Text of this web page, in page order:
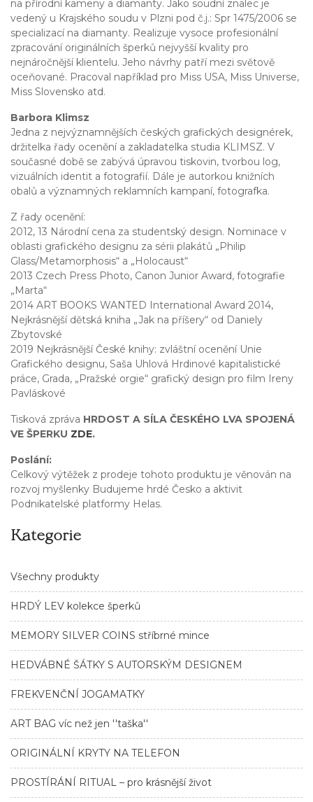
Kategorie
Všechny produkty
HRDÝ LEV kolekce šperků
MEMORY SILVER COINS stříbrné mince
HEDVÁBNÉ ŠÁTKY S AUTORSKÝM DESIGNEM
FREKVENČNÍ JOGAMATKY
ART BAG víc než jen ''taška''
ORIGINÁLNÍ KRYTY NA TELEFON
PROSTÍRÁNÍ RITUAL – pro krásnější život
na přírodní kameny a diamanty. Jako soudní znalec je
vedený u Krajského soudu v Plzni pod č.j.: Spr 1475/2006 se
specializací na diamanty. Realizuje vysoce profesionální
zpracování originálních šperků nejvyšší kvality pro
nejnáročnější klientelu. Jeho návrhy patří mezi světově
oceňované. Pracoval například pro Miss USA, Miss Universe,
Miss Slovensko atd.
Barbora Klimsz
Jedna z nejvýznamnějších českých grafických designérek,
držitelka řady ocenění a zakladatelka studia KLIMSZ. V
současné době se zabývá úpravou tiskovin, tvorbou log,
vizuálních identit a fotografií. Dále je autorkou knižních
obalů a významných reklamních kampaní, fotografka.
Z řady ocenění:
2012, 13 Národní cena za studentský design. Nominace v
oblasti grafického designu za sérii plakátů „Philip
Glass/Metamorphosis“ a „Holocaust“
2013 Czech Press Photo, Canon Junior Award, fotografie
„Marta“
2014 ART BOOKS WANTED International Award 2014,
Nejkrásnější dětská kniha „Jak na příšery“ od Daniely
Zbytovské
2019 Nejkrásnější České knihy: zvláštní ocenění Unie
Grafického designu, Saša Uhlová Hrdinové kapitalistické
práce, Grada, „Pražské orgie“ grafický design pro film Ireny
Pavláskové
Tisková zpráva HRDOST A SÍLA ČESKÉHO LVA SPOJENÁ
VE ŠPERKU ZDE.
Poslání:
Celkový výtěžek z prodeje tohoto produktu je věnován na
rozvoj myšlenky Budujeme hrdé Česko a aktivit
Podnikatelské platformy Helas.